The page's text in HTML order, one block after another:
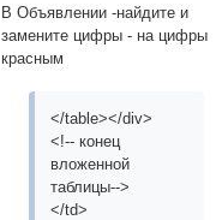
В Объявлении -найдите и
замените цифры - на цифры
красным
</table></div>
<!-- конец
вложенной
таблицы-->
</td>